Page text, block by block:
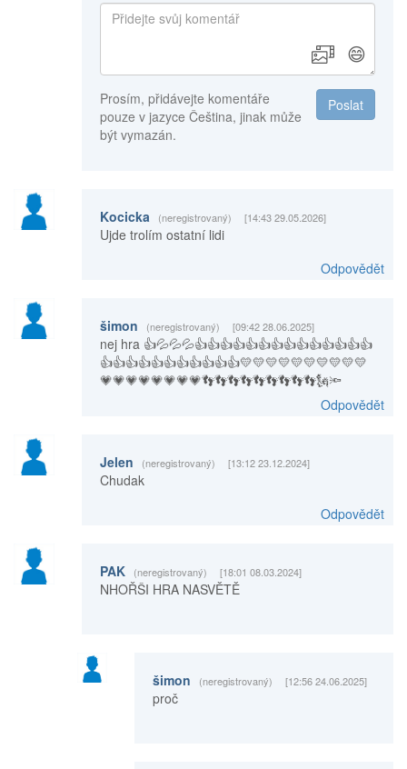
😄
Poslat
Prosím, přidávejte komentáře
pouze v jazyce Čeština, jinak může
být vymazán.
Kocicka (neregistrovaný) [14:43 29.05.2026]
Ujde trolím ostatní lidi
Odpovědět
šimon (neregistrovaný) [09:42 28.06.2025]
nej hra 👍💦💦💦👍👍👍👍👍👍👍👍👍👍👍👍👍👍
👍👍👍👍👍👍👍👍👍👍👍💛💛💛💛💛💛💛💛💛💛
💗💗💗💗💗💗💗💗👣👣👣👣👣👣👣👣👣🗽🔦
Odpovědět
Jelen (neregistrovaný) [13:12 23.12.2024]
Chudak
Odpovědět
PAK (neregistrovaný) [18:01 08.03.2024]
NHOŘŠI HRA NASVĚTĚ
šimon (neregistrovaný) [12:56 24.06.2025]
proč